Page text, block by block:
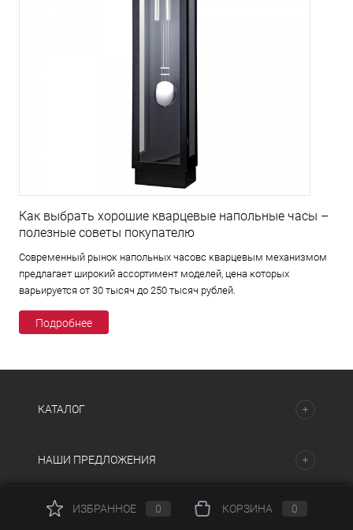
Как выбрать хорошие кварцевые напольные часы –
полезные советы покупателю
Современный рынок напольных часовс кварцевым механизмом
предлагает широкий ассортимент моделей, цена которых
варьируется от 30 тысяч до 250 тысяч рублей.
Подробнее
КАТАЛОГ
НАШИ ПРЕДЛОЖЕНИЯ
ПОМОЩЬ И СЕРВИСЫ
ИЗБРАННОЕ 0 КОРЗИНА 0